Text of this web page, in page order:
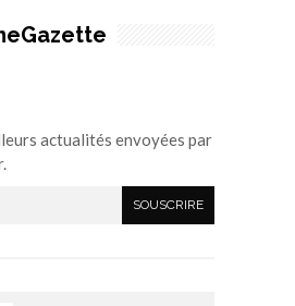
actualités envoyées par